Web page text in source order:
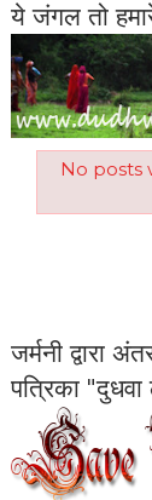
ये जंगल तो
No posts
जर्मनी द्वारा
पत्रिका "दुधवा